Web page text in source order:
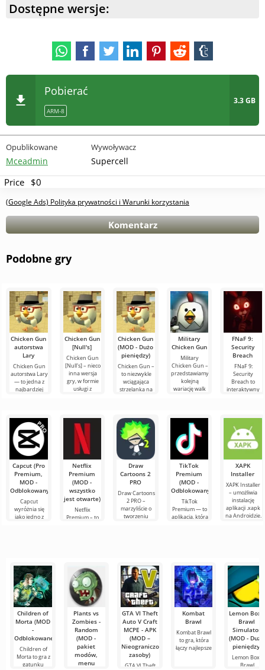
Dostępne wersje:
Pobierać
ARM-8
3.3 GB
Opublikowane
Mceadmin
Wywoływacz
Supercell
Price $0
(Google Ads) Polityka prywatności i Warunki korzystania
Komentarz
Podobne gry
Chicken Gun
autorstwa
Lary
Chicken Gun
autorstwa Lary
— to jedna z
najbardziej
oferująca
Chicken Gun
[Null's]
Chicken Gun
[Null's] – nieco
inna wersja
gry, w formie
usługi z
Tutaj
Chicken Gun
(MOD - Dużo
pieniędzy)
Chicken Gun –
to niezwykle
wciągająca
strzelanka na
na całym
Military
Chicken Gun
Military
Chicken Gun –
przedstawiamy
kolejną
wariację walk
wydanie
FNaF 9:
Security
Breach
FNaF 9:
Security
Breach to
interaktywny
strefy
komfortu. Jest
Capcut (Pro
Premium,
MOD -
Odblokowany)
Capcut
wyróżnia się
jako jedno z
Netflix
Premium
(MOD -
wszystko
jest otwarte)
Netflix
Premium – to
Draw
Cartoons 2
PRO
Draw Cartoons
2 PRO –
marzyliście o
tworzeniu
TikTok
Premium
(MOD -
Odblokowany)
TikTok
Premium — to
aplikacja, która
XAPK
Installer
XAPK Installer
– umożliwia
instalację
aplikacji .xapk
na Androidzie.
Children of
Morta (MOD
-
Odblokowane)
Children of
Morta to gra z
gatunku
Plants vs
Zombies -
Random
(MOD -
pakiet
modów,
menu
GTA VI Theft
Auto V Craft
MCPE - APK
(MOD –
Nieograniczone
zasoby)
GTA VI Theft
Kombat
Brawl
Kombat Brawl
to gra, która
łączy najlepsze
Lemon Box -
Brawl
Simulator
(MOD - Dużo
pieniędzy)
Lemon Box -
Brawl